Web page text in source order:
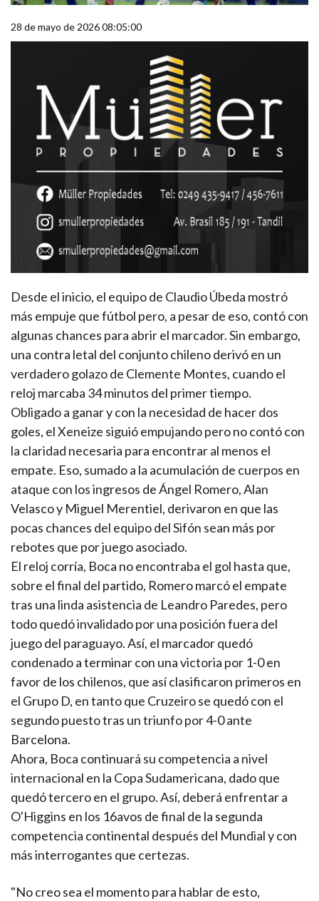
28 de mayo de 2026 08:05:00
Desde el inicio, el equipo de Claudio Úbeda mostró
más empuje que fútbol pero, a pesar de eso, contó con
algunas chances para abrir el marcador. Sin embargo,
una contra letal del conjunto chileno derivó en un
verdadero golazo de Clemente Montes, cuando el
reloj marcaba 34 minutos del primer tiempo.
Obligado a ganar y con la necesidad de hacer dos
goles, el Xeneize siguió empujando pero no contó con
la claridad necesaria para encontrar al menos el
empate. Eso, sumado a la acumulación de cuerpos en
ataque con los ingresos de Ángel Romero, Alan
Velasco y Miguel Merentiel, derivaron en que las
pocas chances del equipo del Sifón sean más por
rebotes que por juego asociado.
El reloj corría, Boca no encontraba el gol hasta que,
sobre el final del partido, Romero marcó el empate
tras una linda asistencia de Leandro Paredes, pero
todo quedó invalidado por una posición fuera del
juego del paraguayo. Así, el marcador quedó
condenado a terminar con una victoria por 1-0 en
favor de los chilenos, que así clasificaron primeros en
el Grupo D, en tanto que Cruzeiro se quedó con el
segundo puesto tras un triunfo por 4-0 ante
Barcelona.
Ahora, Boca continuará su competencia a nivel
internacional en la Copa Sudamericana, dado que
quedó tercero en el grupo. Así, deberá enfrentar a
O'Higgins en los 16avos de final de la segunda
competencia continental después del Mundial y con
más interrogantes que certezas.
"No creo sea el momento para hablar de esto,